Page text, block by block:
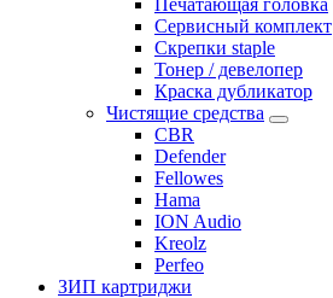
Печатающая головка
Сервисный комплект
Скрепки staple
Тонер / девелопер
Краска дубликатор
Чистящие средства
CBR
Defender
Fellowes
Hama
ION Audio
Kreolz
Perfeo
ЗИП картриджи